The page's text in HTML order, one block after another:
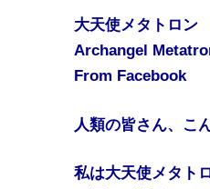
大天使メタトロン
Archangel
From Facebook
人類の皆さん、こ
私は大天使メタト